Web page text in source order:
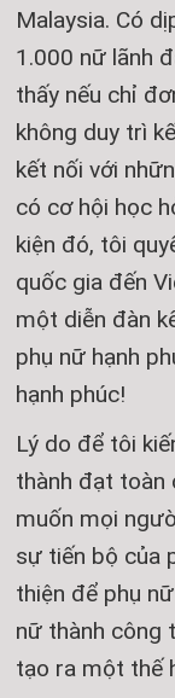
Malaysia. Có
1.000 nữ lãnh
thấy nếu chỉ
không duy trì
kết nối với
có cơ hội học
kiện đó, tôi
quốc gia đến
một diễn đàn
phụ nữ hạnh
hạnh phúc!
Lý do để tôi
thành đạt toàn
muốn mọi
sự tiến bộ của
thiện để phụ
nữ thành công
tạo ra một thế